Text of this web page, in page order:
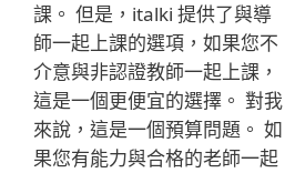
課。 但是，italki 提供了與導
師一起上課的選項，如果您不
介意與非認證教師​​一起上課，
這是一個更便宜的選擇。 對我
來說，這是一個預算問題。 如
果您有能力與合格的老師一起